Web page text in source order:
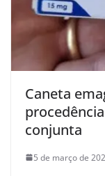
Caneta
conjunta
5 de março de